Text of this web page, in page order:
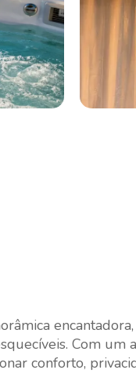
Com
conforto,